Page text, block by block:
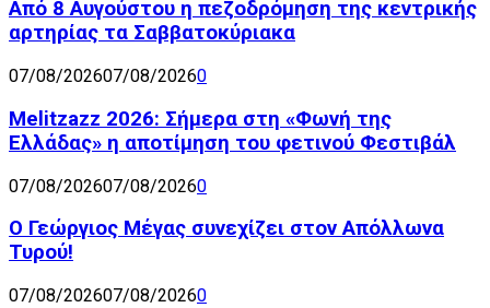
Από 8 Αυγούστου η πεζοδρόμηση της κεντρικής
αρτηρίας τα Σαββατοκύριακα
07/08/202607/08/20260
Melitzazz 2026: Σήμερα στη «Φωνή της
Ελλάδας» η αποτίμηση του φετινού Φεστιβάλ
07/08/202607/08/20260
Ο Γεώργιος Μέγας συνεχίζει στον Απόλλωνα
Τυρού!
07/08/202607/08/20260